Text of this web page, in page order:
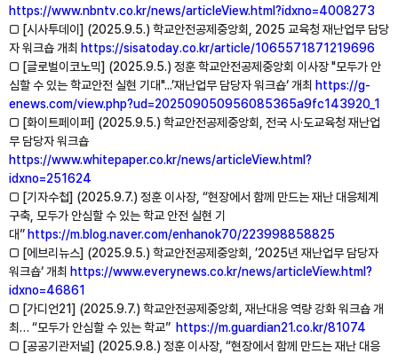
https://www.nbntv.co.kr/news/articleView.html?idxno=4008273
□ [시사투데이] (2025.9.5.) 학교안전공제중앙회, 2025 교육청 재난업무 담당
자 워크숍 개최 https://sisatoday.co.kr/article/1065571871219696
□ [글로벌이코노믹] (2025.9.5.) 정훈 학교안전공제중앙회 이사장 "모두가 안
심할 수 있는 학교안전 실현 기대"...’재난업무 담당자 워크숍‘ 개최 https://g-
enews.com/view.php?ud=202509050956085365a9fc143920_1
□ [화이트페이퍼] (2025.9.5.) 학교안전공제중앙회, 전국 시·도교육청 재난업
무 담당자 워크숍
https://www.whitepaper.co.kr/news/articleView.html?
idxno=251624
□ [기자수첩] (2025.9.7.) 정훈 이사장, “현장에서 함께 만드는 재난 대응체계
구축, 모두가 안심할 수 있는 학교 안전 실현 기
대” https://m.blog.naver.com/enhanok70/223998858825
□ [에브리뉴스] (2025.9.5.) 학교안전공제중앙회, ’2025년 재난업무 담당자
워크숍‘ 개최 https://www.everynews.co.kr/news/articleView.html?
idxno=46861
□ [가디언21] (2025.9.7.) 학교안전공제중앙회, 재난대응 역량 강화 워크숍 개
최… “모두가 안심할 수 있는 학교” https://m.guardian21.co.kr/81074
□ [공공기관저널] (2025.9.8.) 정훈 이사장, “현장에서 함께 만드는 재난 대응